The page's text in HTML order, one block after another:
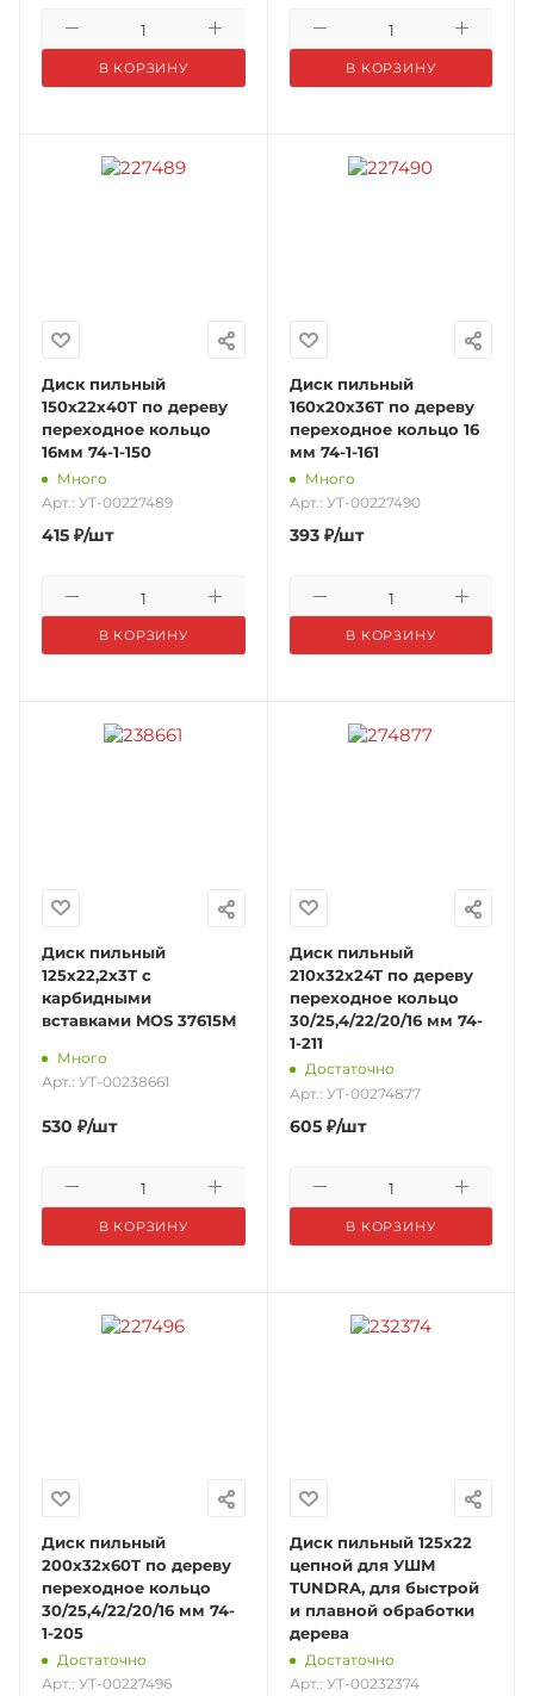
В КОРЗИНУ В КОРЗИНУ
Диск пильный
150x22x40T по дереву
переходное кольцо
16мм 74-1-150
Много
Арт.: УТ-00227489
415 ₽/шт
В КОРЗИНУ
Диск пильный
160x20x36T по дереву
переходное кольцо 16
мм 74-1-161
Много
Арт.: УТ-00227490
393₽/шт
В КОРЗИНУ
Диск пильный
125x22,2х3Т с
карбидными
вставками MOS 37615М
Много
Арт.: УТ-00238661
530 ₽/шт
В КОРЗИНУ
Диск пильный
210x32x24T по дереву
переходное кольцо
30/25,4/22/20/16 мм 74-
1-211
Достаточно
Арт.: УТ-00274877
605₽/шт
В КОРЗИНУ
Диск пильный
200x32x60T по дереву
переходное кольцо
30/25,4/22/20/16 мм 74-
1-205
Достаточно
Арт.: УТ-00227496
Диск пильный 125х22
цепной для УШМ
TUNDRA, для быстрой
и плавной обработки
дерева
Достаточно
Арт.: УТ-00232374